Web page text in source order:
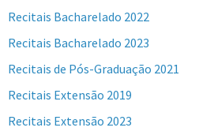
Recitais Bacharelado 2022
Recitais Bacharelado 2023
Recitais de Pós-Graduação 2021
Recitais Extensão 2019
Recitais Extensão 2023